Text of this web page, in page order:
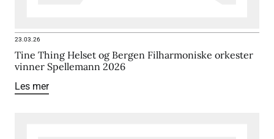
23.03.26
Tine Thing Helset og Bergen Filharmoniske orkester
vinner Spellemann 2026
Les mer